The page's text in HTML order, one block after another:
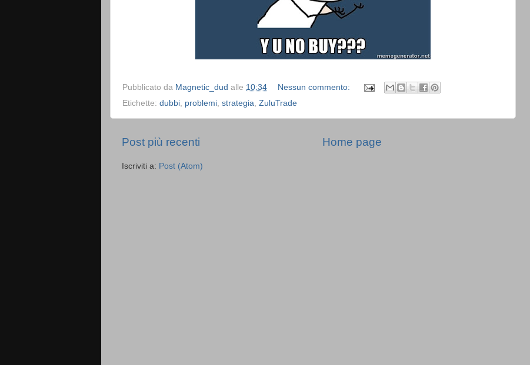
Pubblicato da Magnetic_dud alle 10:34
Nessun commento:
Etichette: dubbi, problemi, strategia, ZuluTrade
Post più recenti Home page
Iscriviti a: Post (Atom)